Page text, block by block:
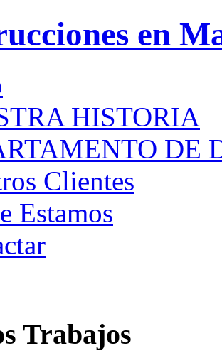
en
HISTORIA
DE
Clientes
Estamos
Trabajos